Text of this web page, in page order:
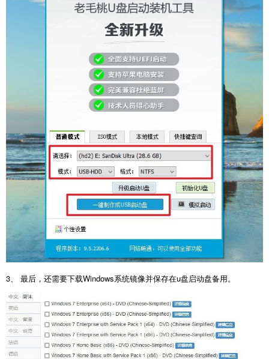
3、 最后，还需要下载Windows系统镜像并保存在u盘启动盘备用。